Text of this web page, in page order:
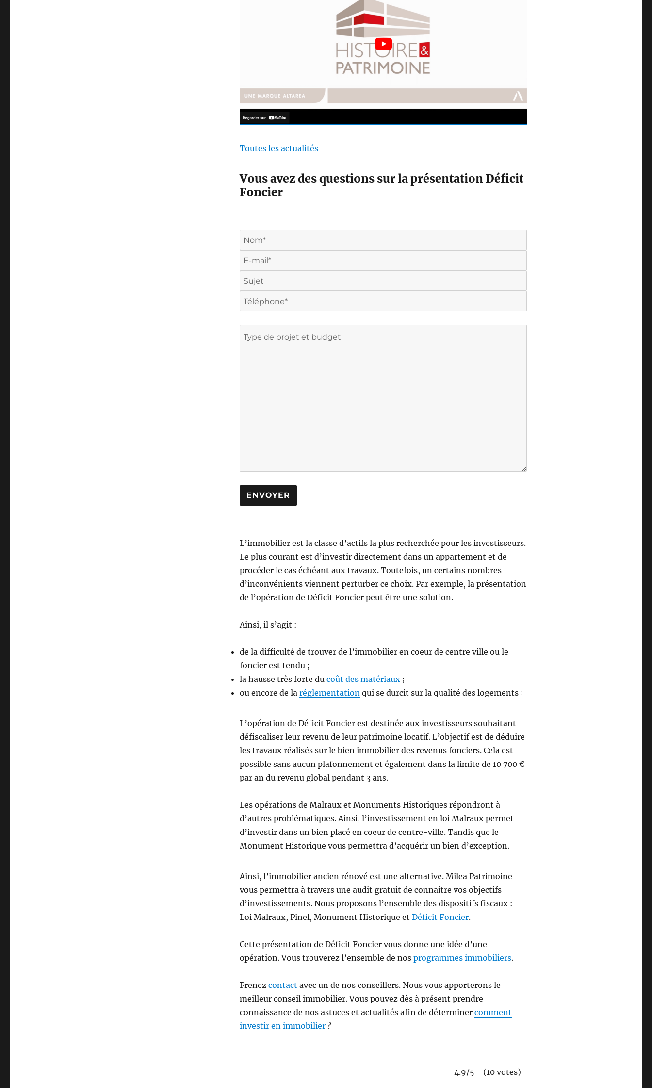
Toutes les actualités
Vous avez des questions sur la présentation Déficit
Foncier
L’immobilier est la classe d’actifs la plus recherchée pour les investisseurs.
Le plus courant est d’investir directement dans un appartement et de
procéder le cas échéant aux travaux. Toutefois, un certains nombres
d’inconvénients viennent perturber ce choix. Par exemple, la présentation
de l’opération de Déficit Foncier peut être une solution.
Ainsi, il s’agit :
de la difficulté de trouver de l’immobilier en coeur de centre ville ou le
foncier est tendu ;
la hausse très forte ducoût des matériaux ;
ou encore de laréglementation qui se durcit sur la qualité des logements ;
L’opération de Déficit Foncier est destinée aux investisseurs souhaitant
défiscaliser leur revenu de leur patrimoine locatif. L’objectif est de déduire
les travaux réalisés sur le bien immobilier des revenus fonciers. Cela est
possible sans aucun plafonnement et également dans la limite de 10 700 €
par an du revenu global pendant 3 ans.
Les opérations de Malraux et Monuments Historiques répondront à
d’autres problématiques. Ainsi, l’investissement en loi Malraux permet
d’investir dans un bien placé en coeur de centre-ville. Tandis que le
Monument Historique vous permettra d’acquérir un bien d’exception.
Ainsi, l’immobilier ancien rénové est une alternative. Milea Patrimoine
vous permettra à travers une audit gratuit de connaitre vos objectifs
d’investissements. Nous proposons l’ensemble des dispositifs fiscaux :
Loi Malraux, Pinel, Monument Historique etDéficit Foncier.
Cette présentation de Déficit Foncier vous donne une idée d’une
opération. Vous trouverez l’ensemble de nosprogrammes immobiliers.
Prenezcontact avec un de nos conseillers. Nous vous apporterons le
meilleur conseil immobilier. Vous pouvez dès à présent prendre
connaissance de nos astuces et actualités afin de déterminercomment
investir en immobilier ?
4.9/5 - (10 votes)